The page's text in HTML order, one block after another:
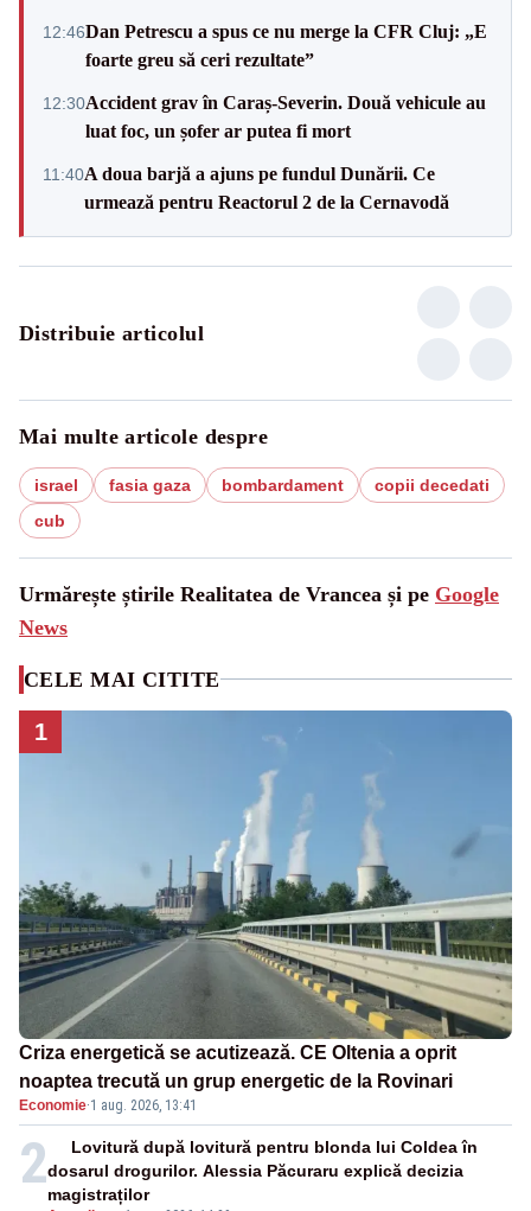
12:46Dan Petrescu a spus ce nu merge la CFR Cluj: „E
foarte greu să ceri rezultate”
12:30Accident grav în Caraș-Severin. Două vehicule au
luat foc, un șofer ar putea fi mort
11:40A doua barjă a ajuns pe fundul Dunării. Ce
urmează pentru Reactorul 2 de la Cernavodă
Distribuie articolul
Mai multe articole despre
israel fasia gaza bombardament
copii decedati
cub
Urmărește știrile Realitatea de Vrancea și pe Google
News
CELE MAI CITITE
1
Criza energetică se acutizează. CE Oltenia a oprit
noaptea trecută un grup energetic de la Rovinari
Economie·1 aug. 2026, 13:41
2
Lovitură după lovitură pentru blonda lui Coldea în
dosarul drogurilor. Alessia Păcuraru explică decizia
magistraților